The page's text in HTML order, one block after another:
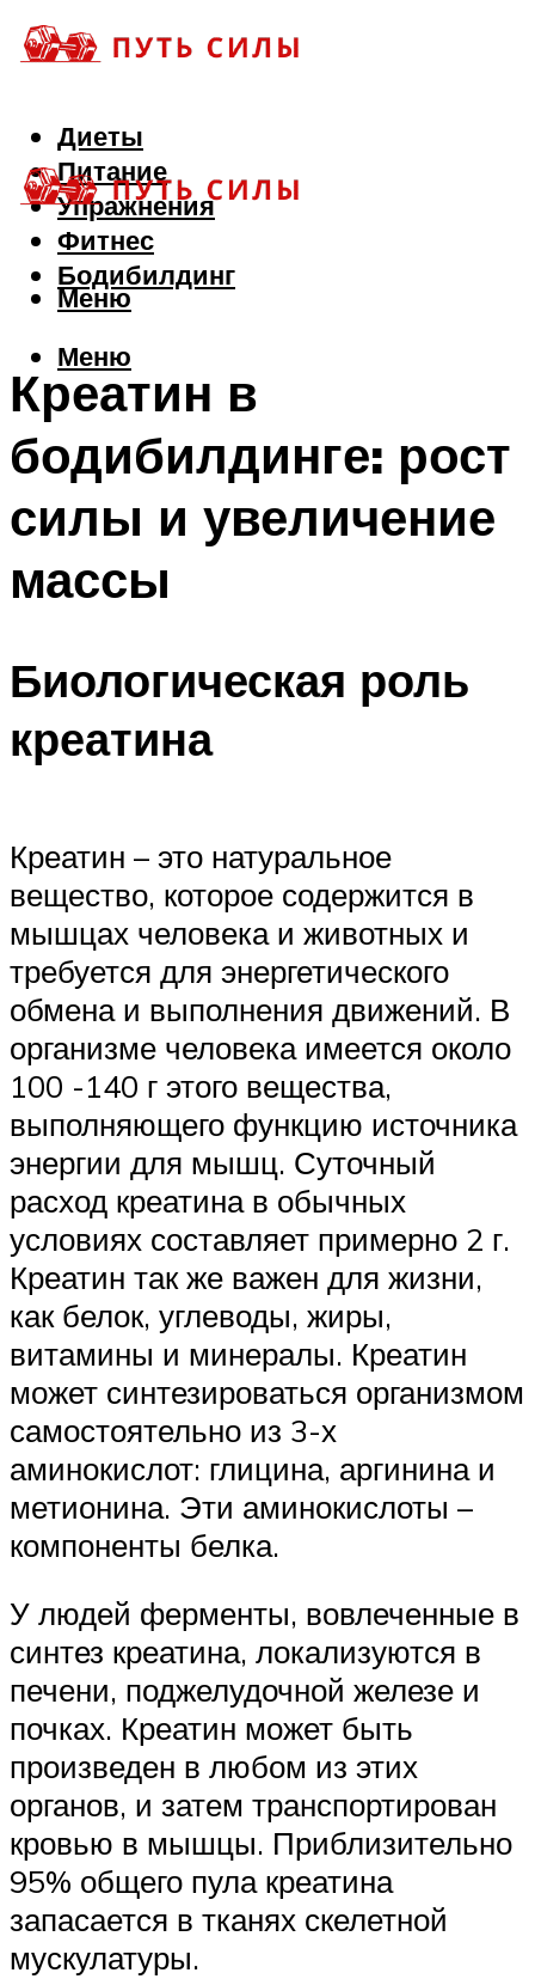
Диеты
Питание
Упражнения
Фитнес
Бодибилдинг
Меню
Меню
Креатин в
бодибилдинге: рост
силы и увеличение
массы
Биологическая роль
креатина
Креатин – это натуральное
вещество, которое содержится в
мышцах человека и животных и
требуется для энергетического
обмена и выполнения движений. В
организме человека имеется около
100 -140 г этого вещества,
выполняющего функцию источника
энергии для мышц. Суточный
расход креатина в обычных
условиях составляет примерно 2 г.
Креатин так же важен для жизни,
как белок, углеводы, жиры,
витамины и минералы. Креатин
может синтезироваться организмом
самостоятельно из 3-х
аминокислот: глицина, аргинина и
метионина. Эти аминокислоты –
компоненты белка.
У людей ферменты, вовлеченные в
синтез креатина, локализуются в
печени, поджелудочной железе и
почках. Креатин может быть
произведен в любом из этих
органов, и затем транспортирован
кровью в мышцы. Приблизительно
95% общего пула креатина
запасается в тканях скелетной
мускулатуры.